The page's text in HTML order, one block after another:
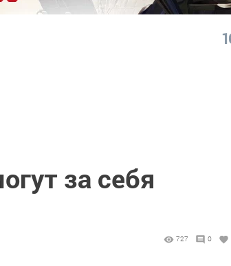
за себя
727 0